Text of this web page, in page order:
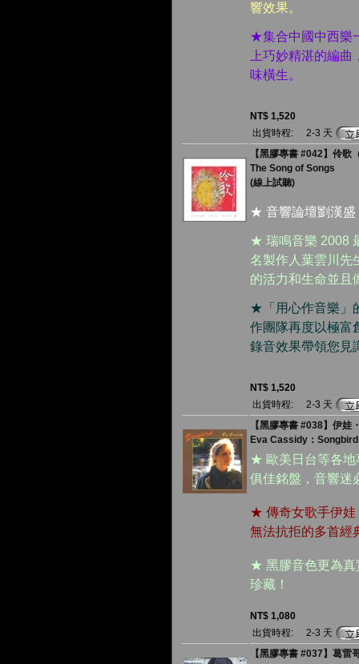
響效果。
★集合中國中西樂
上巧妙精湛的編
味橫生。
NT$ 1,520
出貨時程:
2-3 天
【黑膠專書 #042】伶歌
The Song of Songs
(線上試聽)
★ 音響論壇劉漢盛
★ 瑞鳴音樂 2008
名製作人葉雲川先
的活力和生命並且
★「用心作音樂」
作團隊再度以極富
錄音效果帶領您見
NT$ 1,520
出貨時程:
2-3 天
【黑膠專書 #038】伊娃
Eva Cassidy：Songbird
★ 歐美日台等各地
俱佳銘盤，音響迷
★ 傳奇女歌手伊娃
無法抗拒的多首經
★ 黑膠音色更為真
珍藏！
NT$ 1,080
出貨時程:
2-3 天
【黑膠專書 #037】葛雷